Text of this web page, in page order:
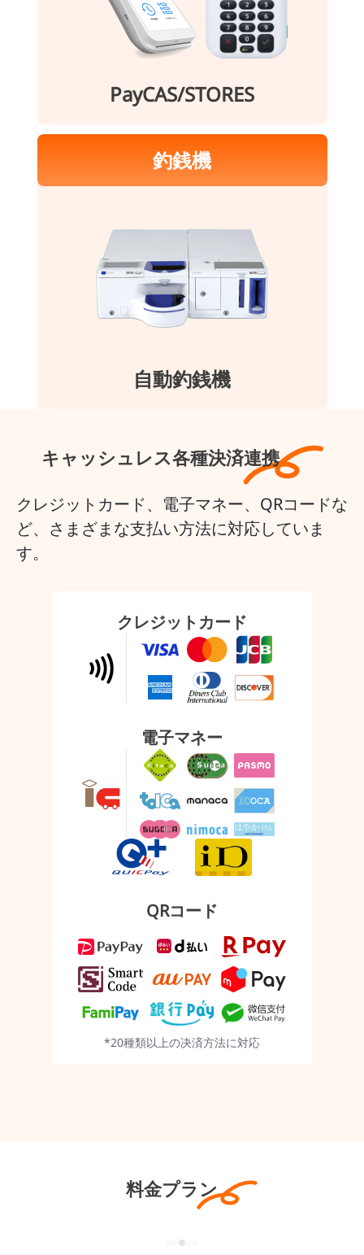
PayCAS/STORES
釣銭機
自動釣銭機
キャッシュレス各種決済連携
クレジットカード、電子マネー、QRコードな
ど、さまざまな支払い方法に対応していま
す。
クレジットカード
電子マネー
QRコード
*20種類以上の决済方法に対応
料金プラン